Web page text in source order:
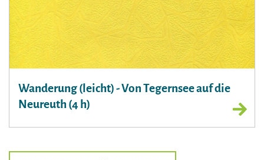
Wanderung (leicht) - Von Tegernsee auf die
Neureuth (4 h)